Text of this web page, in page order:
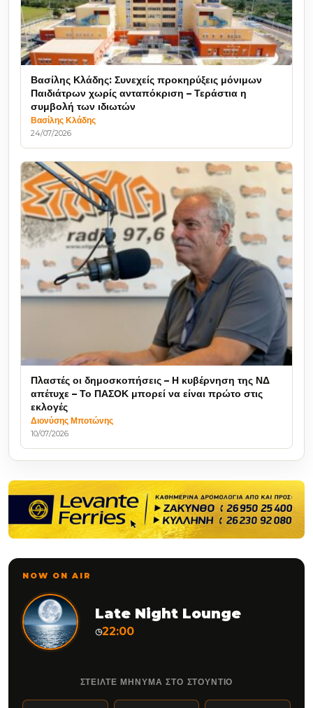
Βασίλης Κλάδης: Συνεχείς προκηρύξεις μόνιμων
Παιδιάτρων χωρίς ανταπόκριση – Τεράστια η
συμβολή των ιδιωτών
Βασίλης Κλάδης
24/07/2026
Πλαστές οι δημοσκοπήσεις – Η κυβέρνηση της ΝΔ
απέτυχε – Το ΠΑΣΟΚ μπορεί να είναι πρώτο στις
εκλογές
Διονύσης Μποτώνης
10/07/2026
NOW ON AIR
Late Night Lounge
◷22:00
ΣΤΕΙΛΤΕ ΜΗΝΥΜΑ ΣΤΟ ΣΤΟΥΝΤΙΟ